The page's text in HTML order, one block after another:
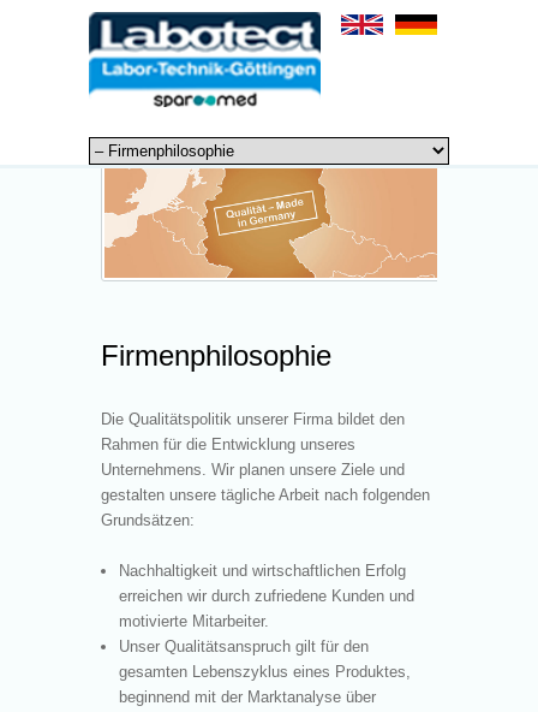
Firmenphilosophie
Die Qualitätspolitik unserer Firma bildet den
Rahmen für die Entwicklung unseres
Unternehmens. Wir planen unsere Ziele und
gestalten unsere tägliche Arbeit nach folgenden
Grundsätzen:
Nachhaltigkeit und wirtschaftlichen Erfolg
erreichen wir durch zufriedene Kunden und
motivierte Mitarbeiter.
Unser Qualitätsanspruch gilt für den
gesamten Lebenszyklus eines Produktes,
beginnend mit der Marktanalyse über